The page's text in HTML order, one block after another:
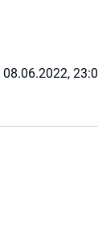
08.06.2022,